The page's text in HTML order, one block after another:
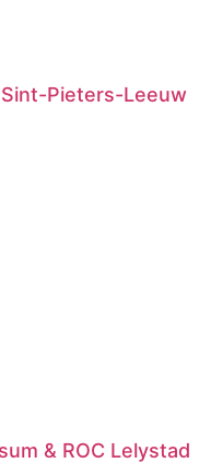
Pieters-Leeuw
& ROC Lelystad